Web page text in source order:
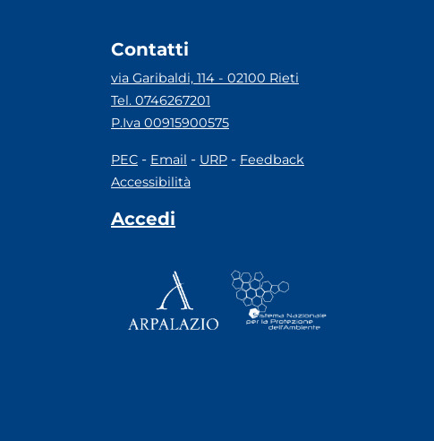
Contatti
via Garibaldi, 114 - 02100 Rieti
Tel. 0746267201
P.Iva 00915900575
PEC - Email - URP - Feedback
Accessibilità
Accedi